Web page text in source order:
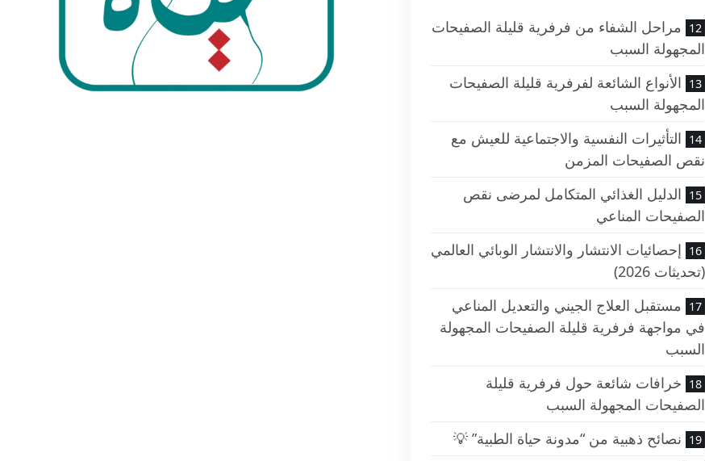
مراحل الشفاء من فرفرية قليلة الصفيحات
المجهولة السبب
الأنواع الشائعة لفرفرية قليلة الصفيحات
المجهولة السبب
التأثيرات النفسية والاجتماعية للعيش مع
نقص الصفيحات المزمن
الدليل الغذائي المتكامل لمرضى نقص
الصفيحات المناعي
إحصائيات الانتشار والانتشار الوبائي العالمي
(تحديثات 2026)
مستقبل العلاج الجيني والتعديل المناعي
في مواجهة فرفرية قليلة الصفيحات المجهولة
السبب
خرافات شائعة حول فرفرية قليلة
الصفيحات المجهولة السبب
نصائح ذهبية من “مدونة حياة الطبية” 💡